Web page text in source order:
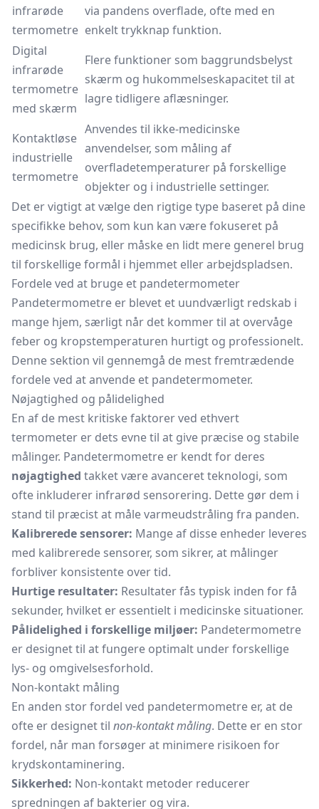
infrarøde
termometre
via pandens overflade, ofte med en
enkelt trykknap funktion.
Digital
infrarøde
termometre
med skærm
Flere funktioner som baggrundsbelyst
skærm og hukommelseskapacitet til at
lagre tidligere aflæsninger.
Kontaktløse
industrielle
termometre
Anvendes til ikke-medicinske
anvendelser, som måling af
overfladetemperaturer på forskellige
objekter og i industrielle settinger.
Det er vigtigt at vælge den rigtige type baseret på dine
specifikke behov, som kun kan være fokuseret på
medicinsk brug, eller måske en lidt mere generel brug
til forskellige formål i hjemmet eller arbejdspladsen.
Fordele ved at bruge et pandetermometer
Pandetermometre er blevet et uundværligt redskab i
mange hjem, særligt når det kommer til at overvåge
feber og kropstemperaturen hurtigt og professionelt.
Denne sektion vil gennemgå de mest fremtrædende
fordele ved at anvende et pandetermometer.
Nøjagtighed og pålidelighed
En af de mest kritiske faktorer ved ethvert
termometer er dets evne til at give præcise og stabile
målinger. Pandetermometre er kendt for deres
nøjagtighed takket være avanceret teknologi, som
ofte inkluderer infrarød sensorering. Dette gør dem i
stand til præcist at måle varmeudstråling fra panden.
Kalibrerede sensorer: Mange af disse enheder leveres
med kalibrerede sensorer, som sikrer, at målinger
forbliver konsistente over tid.
Hurtige resultater: Resultater fås typisk inden for få
sekunder, hvilket er essentielt i medicinske situationer.
Pålidelighed i forskellige miljøer: Pandetermometre
er designet til at fungere optimalt under forskellige
lys- og omgivelsesforhold.
Non-kontakt måling
En anden stor fordel ved pandetermometre er, at de
ofte er designet til non-kontakt måling. Dette er en stor
fordel, når man forsøger at minimere risikoen for
krydskontaminering.
Sikkerhed: Non-kontakt metoder reducerer
spredningen af bakterier og vira.